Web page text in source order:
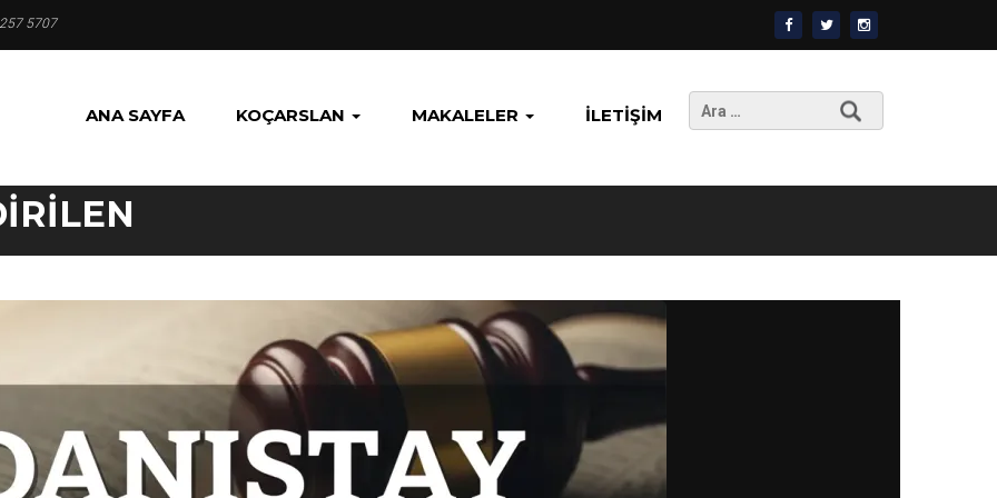
5707
ANA SAYFA KOÇARSLAN MAKALELER İLETIŞIM
Arama: